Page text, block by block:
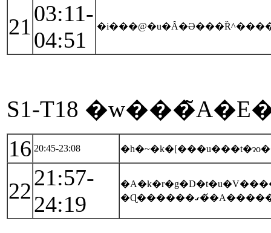
21
03:11-
04:51
S1-T18
16 20:45-23:08
22
21:57-
24:19